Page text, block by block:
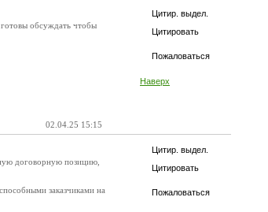
Цитир. выдел.
Цитировать
Пожаловаться
Наверх
обсуждать чтобы
02.04.25 15:15
Цитир. выдел.
Цитировать
Пожаловаться
договорную позицию,
заказчиками на